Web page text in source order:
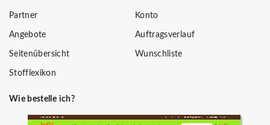
Partner
Angebote
Seitenübersicht
Stofflexikon
Konto
Auftragsverlauf
Wunschliste
Wie bestelle ich?